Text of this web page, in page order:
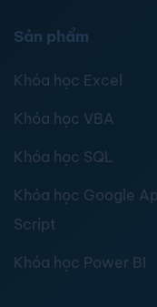
Sản phẩm
Khóa học Excel
Khóa học VBA
Khóa học SQL
Khóa học Google
Script
Khóa học Power BI